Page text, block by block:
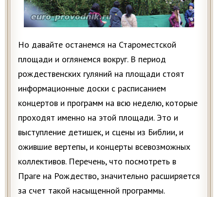
Но давайте останемся на Староместской
площади и оглянемся вокруг. В период
рождественских гуляний на площади стоят
информационные доски с расписанием
концертов и программ на всю неделю, которые
проходят именно на этой площади. Это и
выступление детишек, и сцены из Библии, и
ожившие вертепы, и концерты всевозможных
коллективов. Перечень, что посмотреть в
Праге на Рождество, значительно расширяется
за счет такой насыщенной программы.